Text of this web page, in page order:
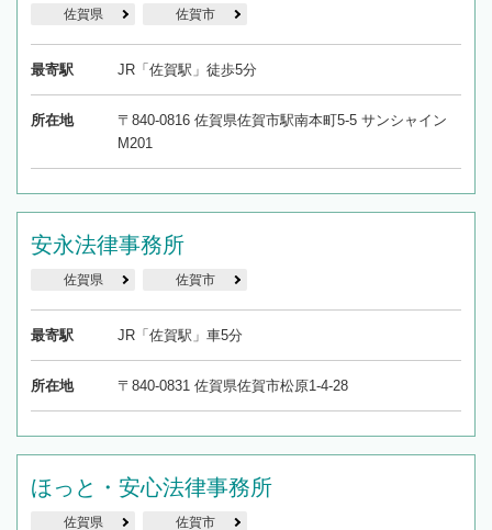
佐賀県 佐賀市
最寄駅 JR「佐賀駅」徒歩5分
所在地
〒840-0816 佐賀県佐賀市駅南本町5-5 サンシャイン
M201
安永法律事務所
佐賀県 佐賀市
最寄駅 JR「佐賀駅」車5分
所在地 〒840-0831 佐賀県佐賀市松原1-4-28
ほっと・安心法律事務所
佐賀県 佐賀市